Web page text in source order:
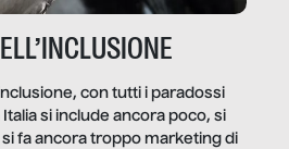
con tutti i paradossi
si include ancora poco, si
fa ancora troppo marketing di